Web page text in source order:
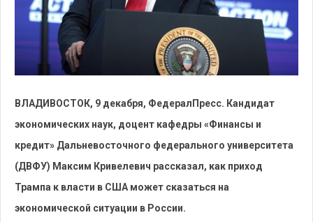
ВЛАДИВОСТОК, 9 декабря, ФедералПресс. Кандидат
экономических наук, доцент кафедры «Финансы и
кредит» Дальневосточного федерального университета
(ДВФУ) Максим Кривелевич рассказал, как приход
Трампа к власти в США может сказаться на
экономической ситуации в России.